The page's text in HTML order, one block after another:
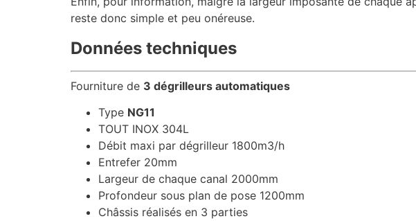
reste donc simple et peu onéreuse.
Données techniques
Fourniture de 3 dégrilleurs automatiques
Type NG11
TOUT INOX 304L
Débit maxi par dégrilleur 1800m3/h
Entrefer 20mm
Largeur de chaque canal 2000mm
Profondeur sous plan de pose 1200mm
Châssis réalisés en 3 parties